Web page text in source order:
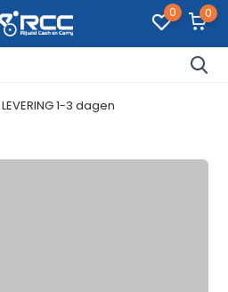
0 0
1-3 dagen